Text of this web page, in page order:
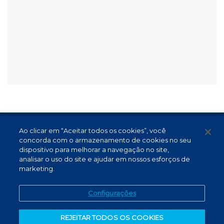
Termos de Uso e Proteção de Dados
Atendimento
Canal de Denúncias
Ao clicar em “Aceitar todos os cookies”, você
concorda com o armazenamento de cookies no seu
dispositivo para melhorar a navegação no site,
analisar o uso do site e ajudar em nossos esforços de
marketing.
Configurações
REJEITAR TODOS OS COOKIES